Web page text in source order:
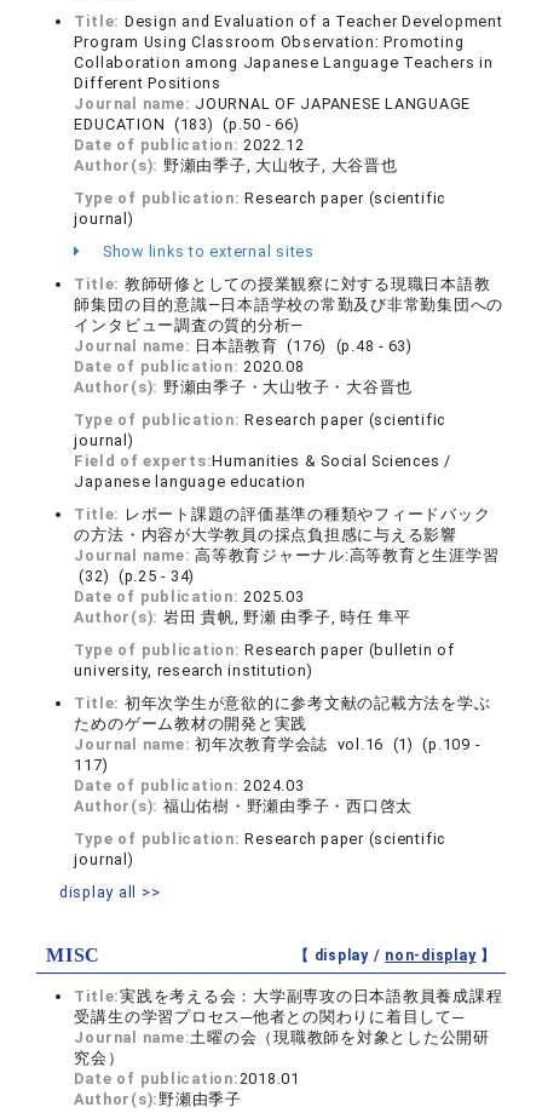
Title: Design and Evaluation of a Teacher Development
Program Using Classroom Observation: Promoting
Collaboration among Japanese Language Teachers in
Different Positions
Journal name: JOURNAL OF JAPANESE LANGUAGE
EDUCATION (183) (p.50 - 66)
Date of publication:2022.12
Author(s): 野瀬由季子, 大山牧子, 大谷晋也
Type of publication:Research paper (scientific
journal)
Show links to external sites
Title: 教師研修としての授業観察に対する現職日本語教
師集団の目的意識―日本語学校の常勤及び非常勤集団への
インタビュー調査の質的分析―
Journal name: 日本語教育 (176) (p.48 - 63)
Date of publication:2020.08
Author(s): 野瀬由季子・大山牧子・大谷晋也
Type of publication:Research paper (scientific
journal)
Field of experts:Humanities & Social Sciences /
Japanese language education
Title: レポート課題の評価基準の種類やフィードバック
の方法・内容が大学教員の採点負担感に与える影響
Journal name:高等教育ジャーナル:高等教育と生涯学習
(32) (p.25 - 34)
Date of publication:2025.03
Author(s): 岩田 貴帆, 野瀬 由季子, 時任 隼平
Type of publication:Research paper (bulletin of
university, research institution)
Title: 初年次学生が意欲的に参考文献の記載方法を学ぶ
ためのゲーム教材の開発と実践
Journal name:初年次教育学会誌 vol.16 (1) (p.109 -
117)
Date of publication:2024.03
Author(s): 福山佑樹・野瀬由季子・西口啓太
Type of publication:Research paper (scientific
journal)
display all >>
MISC 【 display / non-display】
Title:実践を考える会：大学副専攻の日本語教員養成課程
受講生の学習プロセス─他者との関わりに着目して─
Journal name:土曜の会（現職教師を対象とした公開研
究会）
Date of publication:2018.01
Author(s):野瀬由季子